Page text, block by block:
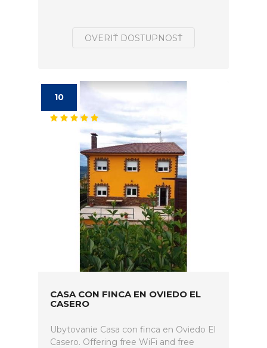
OVERIŤ DOSTUPNOSŤ
10
CASA CON FINCA EN OVIEDO EL
CASERO
Ubytovanie Casa con finca en Oviedo El
Casero. Offering free WiFi and free